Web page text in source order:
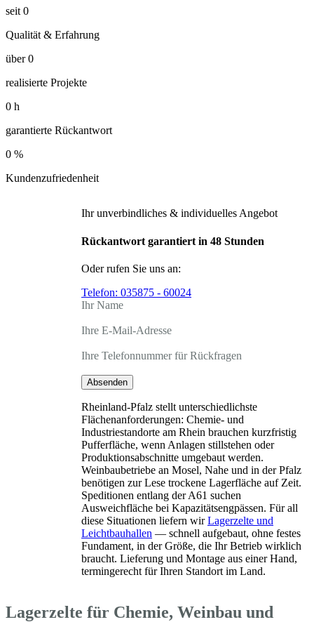
seit 0
Qualität & Erfahrung
über 0
realisierte Projekte
0 h
garantierte Rückantwort
0 %
Kundenzufriedenheit
Ihr unverbindliches & individuelles Angebot
Rückantwort garantiert in 48 Stunden
Oder rufen Sie uns an:
Telefon: 035875 - 60024
Ihr Name
Ihre E-Mail-Adresse
Ihre Telefonnummer für Rückfragen
Absenden
Rheinland-Pfalz stellt unterschiedlichste
Flächenanforderungen: Chemie- und
Industriestandorte am Rhein brauchen kurzfristig
Pufferfläche, wenn Anlagen stillstehen oder
Produktionsabschnitte umgebaut werden.
Weinbaubetriebe an Mosel, Nahe und in der Pfalz
benötigen zur Lese trockene Lagerfläche auf Zeit.
Speditionen entlang der A61 suchen
Ausweichfläche bei Kapazitätsengpässen. Für all
diese Situationen liefern wirLagerzelte und
Leichtbauhallen — schnell aufgebaut, ohne festes
Fundament, in der Größe, die Ihr Betrieb wirklich
braucht. Lieferung und Montage aus einer Hand,
termingerecht für Ihren Standort im Land.
Lagerzelte für Chemie, Weinbau und